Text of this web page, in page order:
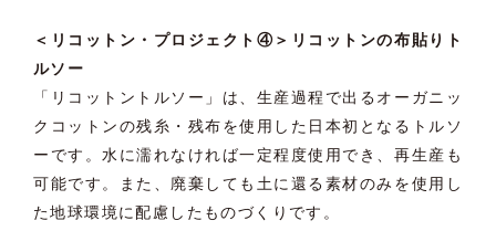
＜リコットン・プロジェクト④＞リコットンの布貼りト
ルソー
「リコットントルソー」は、生産過程で出るオーガニッ
クコットンの残糸・残布を使用した日本初となるトルソ
ーです。水に濡れなければ一定程度使用でき、再生産も
可能です。また、廃棄しても土に還る素材のみを使用し
た地球環境に配慮したものづくりです。